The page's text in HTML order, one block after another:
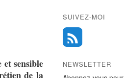
sensible
de la
SUIVEZ-MOI
NEWSLETTER